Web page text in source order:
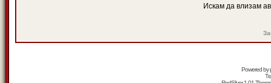
Искам да влизам
Powered by